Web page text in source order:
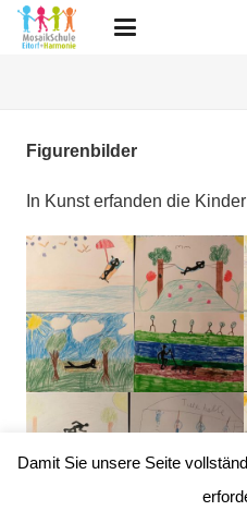
Figurenbilder
In Kunst erfanden die
Damit Sie unsere Seite